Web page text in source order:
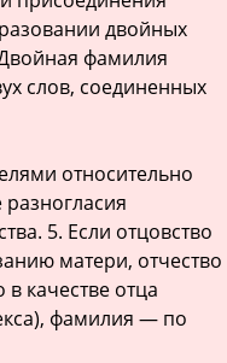
двойных
фамилия
слов, соединенных
относительно
5. Если отцовство
матери, отчество
качестве отца
фамилия — по